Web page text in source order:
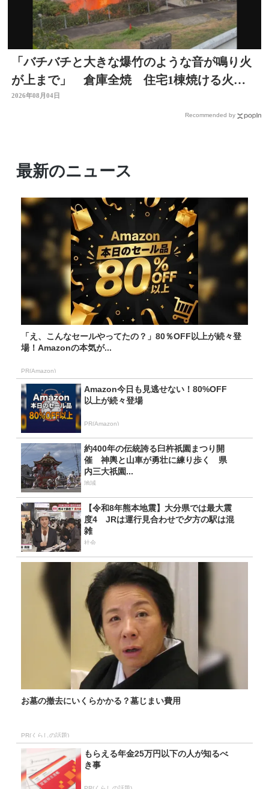
「バチバチと大きな爆竹のような音が鳴り火
が上まで」 倉庫全焼 住宅1棟焼ける火
事 大分
2026年08月04日
Recommended by
最新のニュース
「え、こんなセールやってたの？」80％OFF以上が続々登
場！Amazonの本気が...
PR(Amazon)
Amazon今日も見逃せない！80%OFF
以上が続々登場
PR(Amazon)
約400年の伝統誇る臼杵祇園まつり開
催 神輿と山車が勇壮に練り歩く 県
内三大祇園...
地域
【令和8年熊本地震】大分県では最大震
度4 JRは運行見合わせで夕方の駅は混
雑
社会
お墓の撤去にいくらかかる？墓じまい費用
PR(くらしの話題)
もらえる年金25万円以下の人が知るべ
き事